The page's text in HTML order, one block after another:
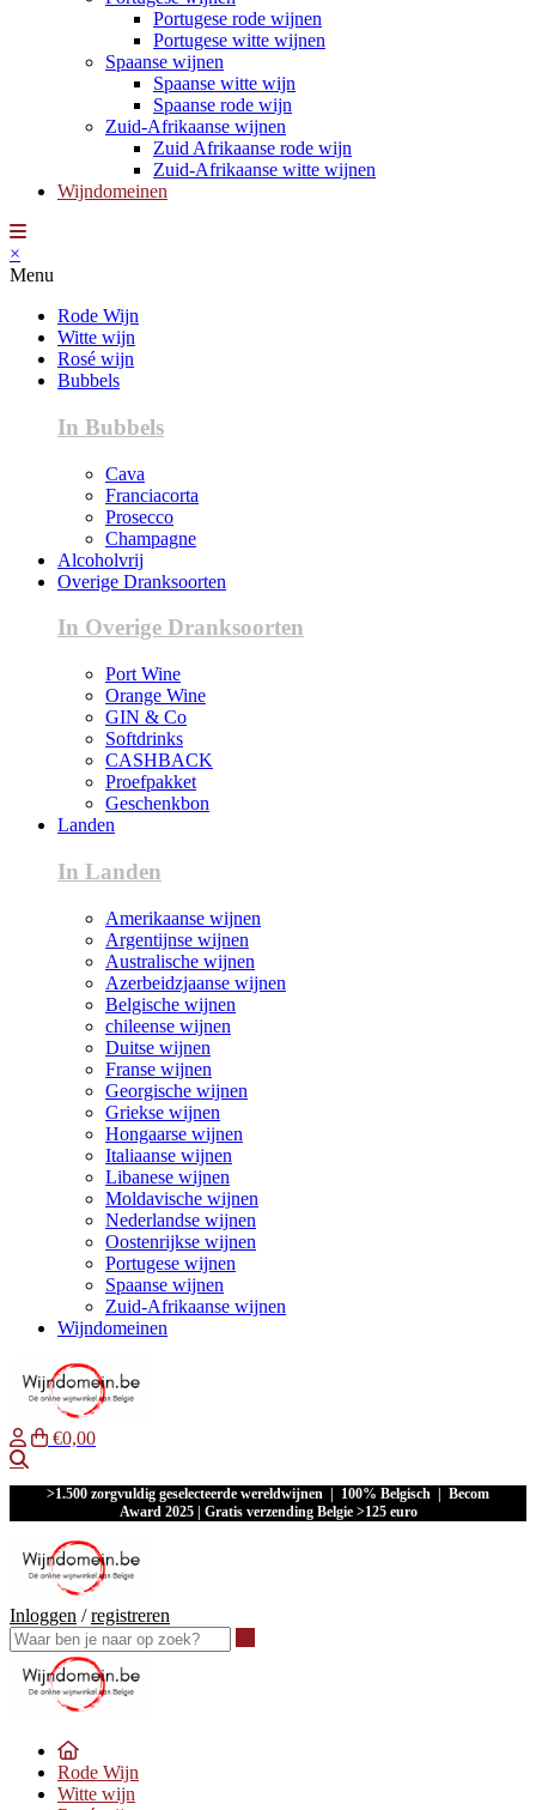
Portugese rode wijnen
Portugese witte wijnen
Spaanse wijnen
Spaanse witte wijn
Spaanse rode wijn
Zuid-Afrikaanse wijnen
Zuid Afrikaanse rode wijn
Zuid-Afrikaanse witte wijnen
Wijndomeinen
×
Menu
Rode Wijn
Witte wijn
Rosé wijn
Bubbels
In Bubbels
Cava
Franciacorta
Prosecco
Champagne
Alcoholvrij
Overige Dranksoorten
In Overige Dranksoorten
Port Wine
Orange Wine
GIN & Co
Softdrinks
CASHBACK
Proefpakket
Geschenkbon
Landen
In Landen
Amerikaanse wijnen
Argentijnse wijnen
Australische wijnen
Azerbeidzjaanse wijnen
Belgische wijnen
chileense wijnen
Duitse wijnen
Franse wijnen
Georgische wijnen
Griekse wijnen
Hongaarse wijnen
Italiaanse wijnen
Libanese wijnen
Moldavische wijnen
Nederlandse wijnen
Oostenrijkse wijnen
Portugese wijnen
Spaanse wijnen
Zuid-Afrikaanse wijnen
Wijndomeinen
€0,00
>1.500 zorgvuldig geselecteerde wereldwijnen | 100% Belgisch | Becom
Award 2025 | Gratis verzending Belgie >125 euro
Inloggen /registreren
Rode Wijn
Witte wijn